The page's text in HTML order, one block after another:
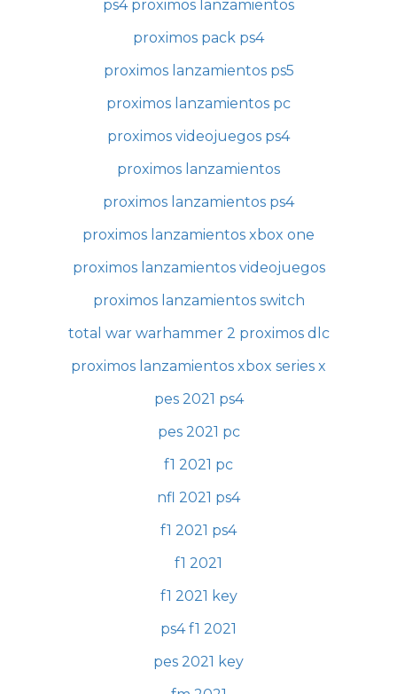
ps4 proximos lanzamientos
proximos pack ps4
proximos lanzamientos ps5
proximos lanzamientos pc
proximos videojuegos ps4
proximos lanzamientos
proximos lanzamientos ps4
proximos lanzamientos xbox one
proximos lanzamientos videojuegos
proximos lanzamientos switch
total war warhammer 2 proximos dlc
proximos lanzamientos xbox series x
pes 2021 ps4
pes 2021 pc
f1 2021 pc
nfl 2021 ps4
f1 2021 ps4
f1 2021
f1 2021 key
ps4 f1 2021
pes 2021 key